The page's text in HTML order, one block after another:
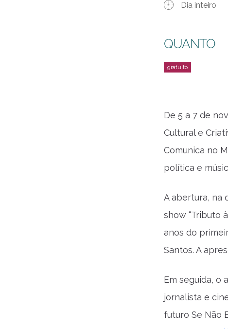
Dia inteiro
QUANTO
De 5 a 7 de
Cultural e
Comunica no
política e
A abertura, na
show “Tributo
anos do
Santos. A
Em seguida, o
jornalista e
futuro Se Não